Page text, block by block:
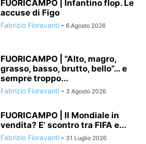
FUORICAMPO | Infantino flop. Le
accuse di Figo
Fabrizio Fioravanti - 6 Agosto 2026
FUORICAMPO | ”Alto, magro,
grasso, basso, brutto, bello”… e
sempre troppo...
Fabrizio Fioravanti - 3 Agosto 2026
FUORICAMPO | Il Mondiale in
vendita? E’ scontro tra FIFA e...
Fabrizio Fioravanti - 31 Luglio 2026